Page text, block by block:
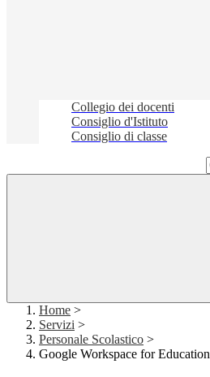
Collegio dei docenti
Consiglio d'Istituto
Consiglio di classe
Home >
Servizi >
Personale Scolastico >
Google Workspace for Education